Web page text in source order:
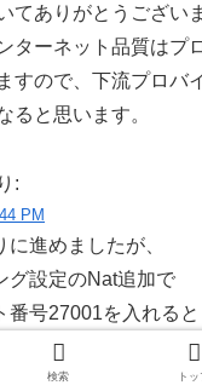
てありがとうござい
ターネット品質はプ
すので、下流プロバ
ると思います。
:
PM
進めましたが、
グ設定のNat追加で
番号27001を入れると
て追加できません
検索 トッ